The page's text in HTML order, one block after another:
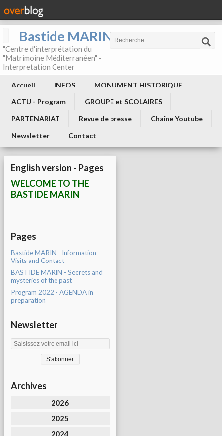
Bastide MARIN
"Centre d'interprétation du
"Matrimoine Méditerranéen" -
Interpretation Center
Accueil INFOS
MONUMENT HISTORIQUE
ACTU - Program
GROUPE et SCOLAIRES
PARTENARIAT
Revue de presse
Chaîne Youtube
Newsletter
Contact
English version - Pages
WELCOME TO THE
BASTIDE MARIN
Pages
Bastide MARIN - Information
Visits and Contact
BASTIDE MARIN - Secrets and
mysteries of the past
Program 2022 - AGENDA in
preparation
Newsletter
Archives
2026
2025
2024